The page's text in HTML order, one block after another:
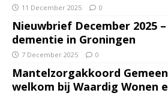
11 December 2025 0
Nieuwbrief December 2025
dementie in Groningen
7 December 2025 0
Mantelzorgakkoord
welkom bij Waardig Wonen